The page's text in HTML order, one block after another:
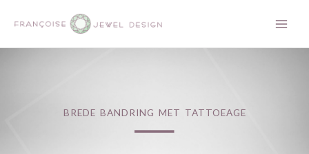
naar
inhoud
BREDE BANDRING MET TATTOEAGE
_